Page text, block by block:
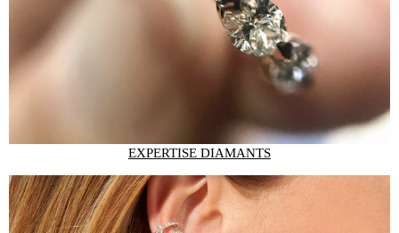
EXPERTISE DIAMANTS